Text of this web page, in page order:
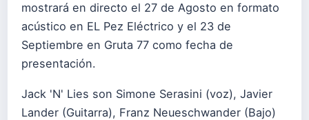
mostrará en directo el 27 de Agosto en formato
acústico en EL Pez Eléctrico y el 23 de
Septiembre en Gruta 77 como fecha de
presentación.
Jack 'N' Lies son Simone Serasini (voz), Javier
Lander (Guitarra), Franz Neueschwander (Bajo)